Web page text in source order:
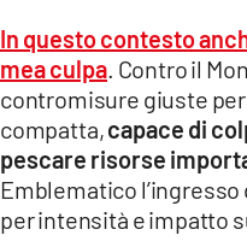
In questo contesto
mea culpa . Contro il
contromisure giuste
compatta,capace di
pescare risorse
Emblematico l’ingresso
per intensità e impatto